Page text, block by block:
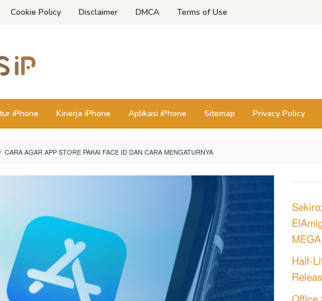
Cookie Policy Disclaimer DMCA Terms of Use
iPhone Kinerja iPhone Aplikasi iPhone Sitemap Privacy Policy
/ CARA AGAR APP STORE PAKAI FACE ID DAN CARA MENGATURNYA
Half-